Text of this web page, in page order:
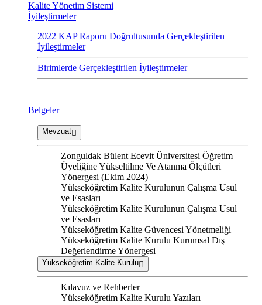
Kalite Yönetim Sistemi
İyileştirmeler
2022 KAP Raporu Doğrultusunda Gerçekleştirilen
İyileştirmeler
Birimlerde Gerçekleştirilen İyileştirmeler
Belgeler
Mevzuat
Zonguldak Bülent Ecevit Üniversitesi Öğretim
Üyeliğine Yükseltilme Ve Atanma Ölçütleri
Yönergesi (Ekim 2024)
Yükseköğretim Kalite Kurulunun Çalışma Usul
ve Esasları
Yükseköğretim Kalite Kurulunun Çalışma Usul
ve Esasları
Yükseköğretim Kalite Güvencesi Yönetmeliği
Yükseköğretim Kalite Kurulu Kurumsal Dış
Değerlendirme Yönergesi
Yükseköğretim Kalite Kurulu
Kılavuz ve Rehberler
Yükseköğretim Kalite Kurulu Yazıları